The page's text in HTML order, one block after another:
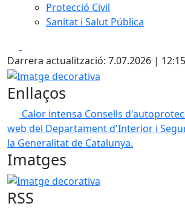
Protecció Civil
Sanitat i Salut Pública
Darrera actualització: 7.07.2026 | 12:15
Imatge decorativa
Enllaços
Calor intensa Consells
web del Departament d'Interior i
la Generalitat de Catalunya.
Imatges
Imatge decorativa
RSS